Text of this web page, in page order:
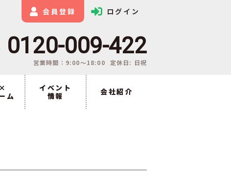
会員登録 ログイン
0120-009-422
営業時間：9:00〜18:00 定休日: 日祝
ム
イベント
情報
会社紹介